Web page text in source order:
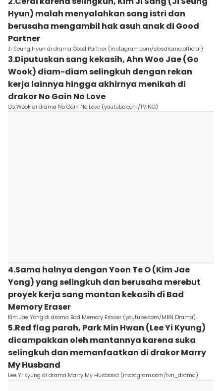
Hyun) malah menyalahkan sang istri dan
berusaha mengambil hak asuh anak di Good
Partner
Ji Seung Hyun di drama Good Partner (instagram.com/sbsdrama.official)
3.Diputuskan sang kekasih, Ahn Woo Jae (Go
Wook) diam-diam selingkuh dengan rekan
kerja lainnya hingga akhirnya menikah di
drakor No Gain No Love
Go Wook di drama No Gain No Love (youtube.com/TVING)
4.Sama halnya dengan Yoon Te O (Kim Jae
Yong) yang selingkuh dan berusaha merebut
proyek kerja sang mantan kekasih di Bad
Memory Eraser
Kim Jae Yong di drama Bad Memory Eraser (youtube.com/MBN Drama)
5.Red flag parah, Park Min Hwan (Lee Yi Kyung)
dicampakkan oleh mantannya karena suka
selingkuh dan memanfaatkan di drakor Marry
My Husband
Lee Yi Kyung di drama Marry My Husband (instagram.com/tvn_drama)